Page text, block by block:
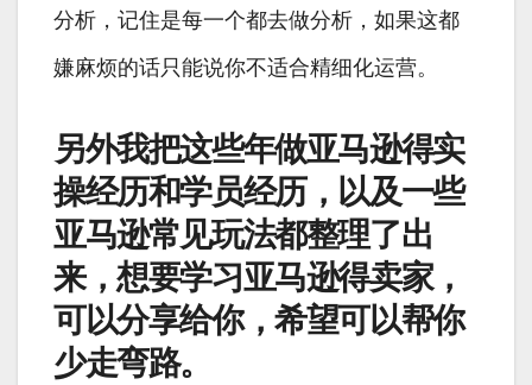
分析，记住是每一个都去做分析，如果这都
嫌麻烦的话只能说你不适合精细化运营。
另外我把这些年做亚马逊得实
操经历和学员经历，以及一些
亚马逊常见玩法都整理了出
来，想要学习亚马逊得卖家，
可以分享给你，希望可以帮你
少走弯路。